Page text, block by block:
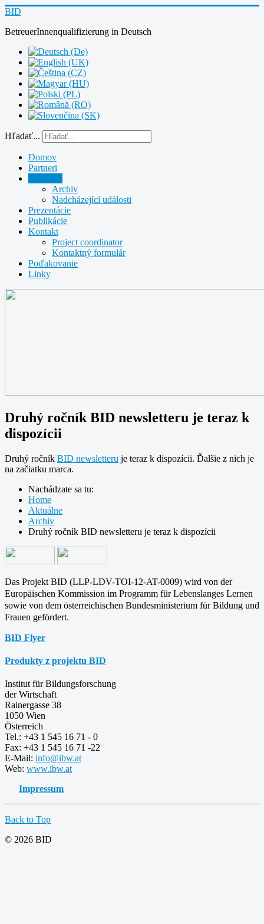
BID
BetreuerInnenqualifizierung in Deutsch
Hľadať...
Domov
Partneri
Archiv
Nadcházející události
Prezentácie
Publikácie
Kontakt
Project coordinator
Kontaktný formulár
Poďakovanie
Linky
Druhý ročník BID newsletteru je teraz k
dispozícii
Druhý ročník BID newsletteru je teraz k dispozícii. Ďalšie z nich je
na začiatku marca.
Nachádzate sa tu:
Home
Aktuálne
Archiv
Druhý ročník BID newsletteru je teraz k dispozícii
Das Projekt BID (LLP-LDV-TOI-12-AT-0009) wird von der
Europäischen Kommission im Programm fürLebenslanges Lernen
sowie von dem österreichischen Bundesministerium für Bildung und
Frauen gefördert.
BID Flyer
Produkty z projektu BID
Institut für Bildungsforschung
der Wirtschaft
Rainergasse 38
1050 Wien
Österreich
Tel.: +43 1 545 16 71 - 0
Fax: +43 1 545 16 71 -22
E-Mail: info@ibw.at
Web: www.ibw.at
Impressum
Back to Top
© 2026 BID